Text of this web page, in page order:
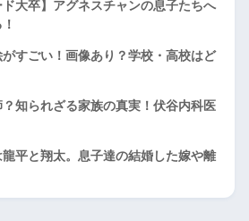
ド大卒】アグネスチャンの息子たちへ
すごい！画像あり？学校・高校はど
知られざる家族の真実！伏谷内科医
平と翔太。息子達の結婚した嫁や離